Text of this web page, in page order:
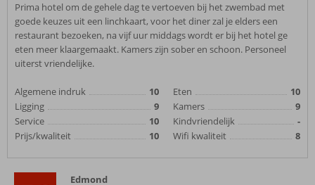
Prima hotel om de gehele dag te vertoeven bij het zwembad met
goede keuzes uit een linchkaart, voor het diner zal je elders een
restaurant bezoeken, na vijf uur middags wordt er bij het hotel ge
eten meer klaargemaakt. Kamers zijn sober en schoon. Personeel
uiterst vriendelijke.
Algemene indruk
10
Ligging
9
Service
10
Prijs/kwaliteit
10
Eten
10
Kamers
9
Kindvriendelijk
-
Wifi kwaliteit
8
Edmond